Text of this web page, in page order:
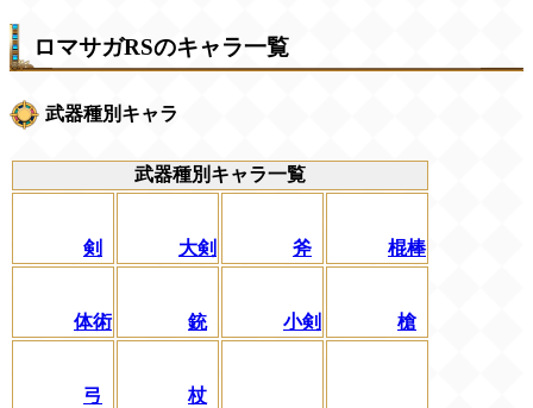
ロマサガRSのキャラ一覧
武器種別キャラ
武器種別キャラ一覧
剣 大剣 斧 棍棒
体術 銃 小剣 槍
弓 杖